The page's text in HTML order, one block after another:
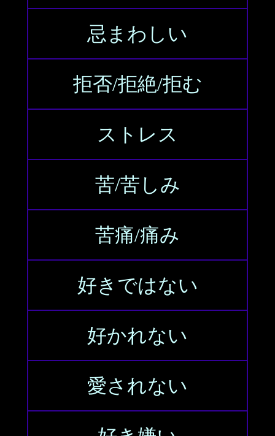
忌まわしい
拒否/拒絶/拒む
ストレス
苦/苦しみ
苦痛/痛み
好きではない
好かれない
愛されない